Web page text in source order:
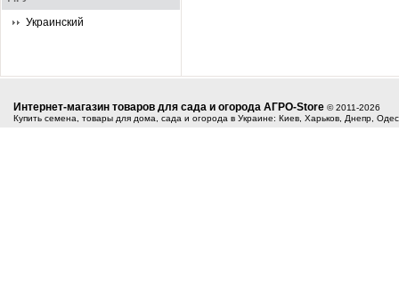
Украинский
Интернет-магазин товаров для сада и огорода АГРО-Store © 2011-2026
Купить семена, товары для дома, сада и огорода в Украине: Киев, Харьков, Днепр,